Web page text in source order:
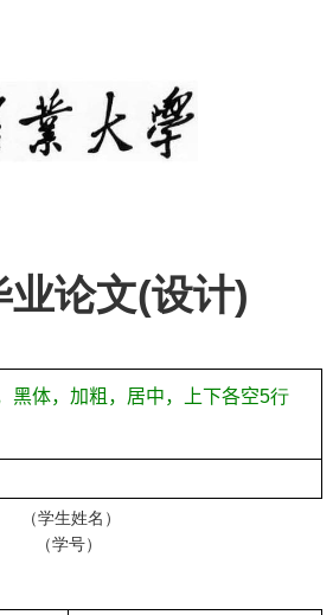
业论文(设计)
黑体，加粗，居中，上下各空5行
（学生姓名）
（学号）